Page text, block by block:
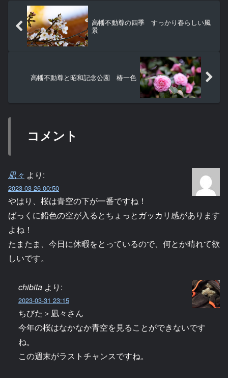
高幡不動尊の四季 すっかり春らしい風
景
高幡不動尊と昭和記念公園 椿一色
コメント
凪々 より:
2023-03-26 00:50
やはり、桜は青空の下が一番ですね！
ばっくに鉛色の空が入るとちょっとガッカリ感があります
よね！
たまたま、今日に休暇をとっているので、何とか晴れて欲
しいです。
chibita より:
2023-03-31 23:15
ちびた＞凪々さん
今年の桜はなかなか青空を見ることができないです
ね。
この週末がラストチャンスですね。